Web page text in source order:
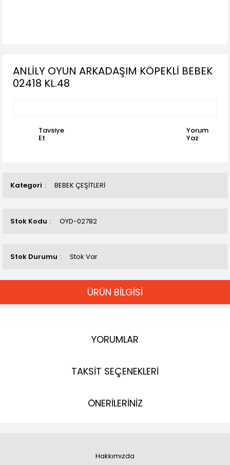
Kategori BEBEK ÇEŞİTLERİ
Stok Kodu OYD-02782
Stok Durumu Stok Var
ANLİLY OYUN ARKADAŞIM KÖPEKLİ BEBEK
02418 KL.48
Tavsiye
Et
Yorum
Yaz
ÜRÜN BİLGİSİ
YORUMLAR
TAKSİT SEÇENEKLERİ
ÖNERİLERİNİZ
Hakkımızda